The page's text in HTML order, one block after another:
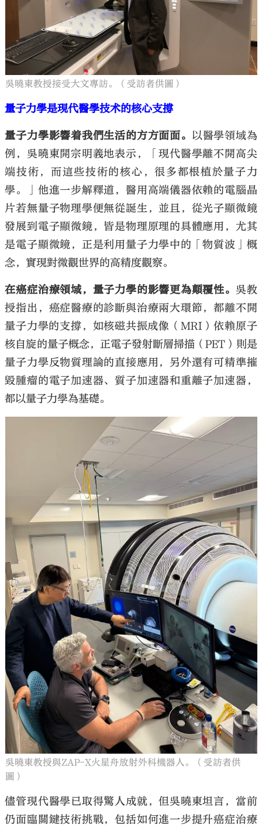
吳曉東教授接受大文專訪。（受訪者供圖）
量子力學是現代醫學技术的核心支撐
量子力學影響着我們生活的方方面面。 以醫學領域為
例，吳曉東開宗明義地表示，「現代醫學離不開高尖
端技術，而這些技術的核心，很多都根植於量子力
學。」他進一步解釋道，醫用高端儀器依賴的電腦晶
片若無量子物理學便無從誕生，並且，從光子顯微鏡
發展到電子顯微鏡，皆是物理原理的具體應用，尤其
是電子顯微鏡，正是利用量子力學中的「物質波」概
念，實現對微觀世界的高精度觀察。
在癌症治療領域，量子力學的影響更為顛覆性。 吳教
授指出，癌症醫療的診斷與治療兩大環節，都離不開
量子力學的支撐，如核磁共振成像（MRI）依賴原子
核自旋的量子概念，正電子發射斷層掃描（PET）則是
量子力學反物質理論的直接應用，另外還有可精準摧
毀腫瘤的電子加速器、質子加速器和重離子加速器，
都以量子力學為基礎。
吳曉東教授與ZAP-X火星舟放射外科機器人。（受訪者供
圖）
儘管現代醫學已取得驚人成就，但吳曉東坦言，當前
仍面臨關鍵技術挑戰，包括如何進一步提升癌症治療